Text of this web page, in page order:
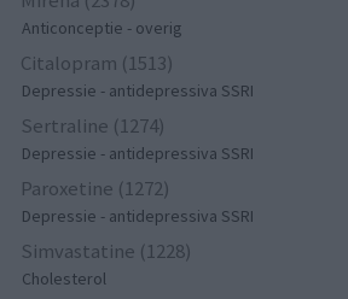
Anticonceptie - overig
Citalopram (1513)
Depressie - antidepressiva SSRI
Sertraline (1274)
Depressie - antidepressiva SSRI
Paroxetine (1272)
Depressie - antidepressiva SSRI
Simvastatine (1228)
Cholesterol